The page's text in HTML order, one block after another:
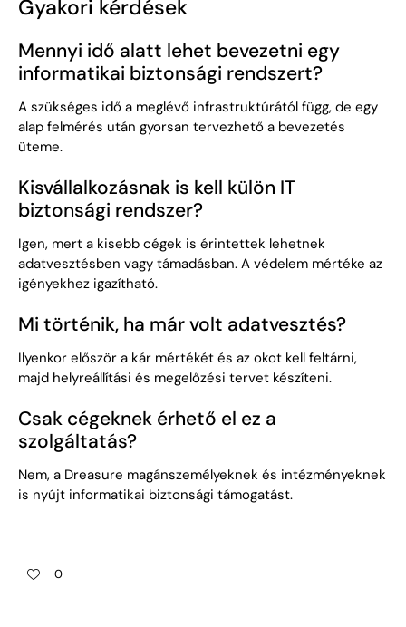
Gyakori kérdések
Mennyi idő alatt lehet bevezetni egy
informatikai biztonsági rendszert?
A szükséges idő a meglévő infrastruktúrától függ, de egy
alap felmérés után gyorsan tervezhető a bevezetés
üteme.
Kisvállalkozásnak is kell külön IT
biztonsági rendszer?
Igen, mert a kisebb cégek is érintettek lehetnek
adatvesztésben vagy támadásban. A védelem mértéke az
igényekhez igazítható.
Mi történik, ha már volt adatvesztés?
Ilyenkor először a kár mértékét és az okot kell feltárni,
majd helyreállítási és megelőzési tervet készíteni.
Csak cégeknek érhető el ez a
szolgáltatás?
Nem, a Dreasure magánszemélyeknek és intézményeknek
is nyújt informatikai biztonsági támogatást.
0